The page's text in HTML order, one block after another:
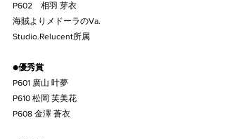
P602　相羽 芽衣
海賊よりメドーラのVa.
Studio.Relucent所属
●優秀賞
P601 廣山 叶夢
P610 松岡 芙美花
P608 金澤 蒼衣